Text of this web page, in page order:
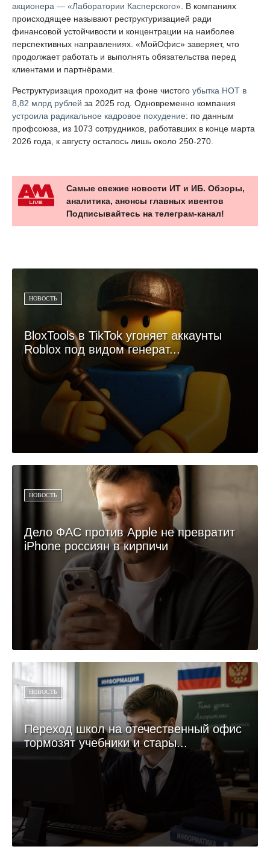
акционера — «Лаборатории Касперского» . В компаниях
происходящее называют реструктуризацией ради
финансовой устойчивости и концентрации на наиболее
перспективных направлениях. «МойОфис» заверяет, что
продолжает работать и выполнять обязательства перед
клиентами и партнёрами.
Реструктуризация проходит на фоне чистого убытка НОТ в
8,82 млрд рублей за 2025 год. Одновременно компания
устроила радикальное кадровое похудение: по данным
профсоюза, из 1073 сотрудников, работавших в конце марта
2026 года, к августу осталось лишь около 250-270.
Самые свежие новости ИТ и ИБ. Обзоры,
аналитика, анонсы главных ивентов
Подписывайтесь на телеграм-канал!
НОВОСТЬ
BloxTools в TikTok угоняет аккаунты
Roblox под видом генерат...
НОВОСТЬ
Дело ФАС против Apple не превратит
iPhone россиян в кирпичи
НОВОСТЬ
Переход школ на отечественный офис
тормозят учебники и стары...